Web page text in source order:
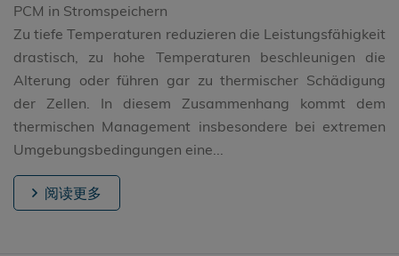
PCM in Stromspeichern
Zu tiefe Temperaturen reduzieren die Leistungsfähigkeit
drastisch, zu hohe Temperaturen beschleunigen die
Alterung oder führen gar zu thermischer Schädigung
der Zellen. In diesem Zusammenhang kommt dem
thermischen Management insbesondere bei extremen
Umgebungsbedingungen eine...
阅读更多